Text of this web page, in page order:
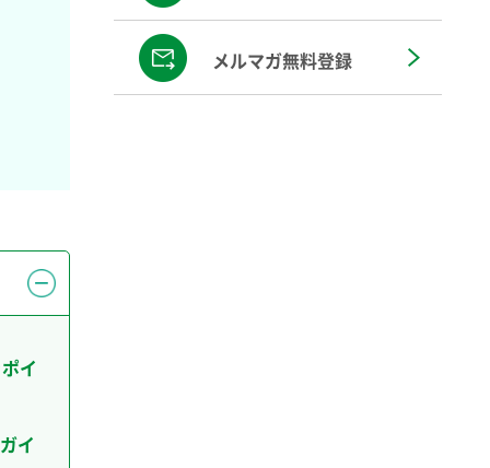
イ
イ
メルマガ無料登録